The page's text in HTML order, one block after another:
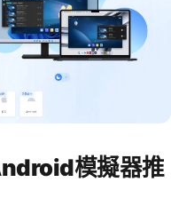
模擬器推